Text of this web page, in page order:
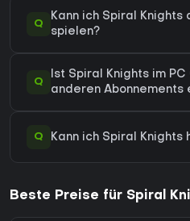
Q
Kann ich Spiral
spielen?
Q
Ist Spiral Knights im
anderen Abonnements
Q Kann ich Spiral Knights
Beste Preise für Spiral